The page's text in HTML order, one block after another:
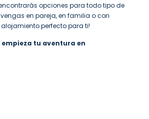
opciones para todo tipo de
en pareja, en familia o con
perfecto para ti!
empieza tu aventura en